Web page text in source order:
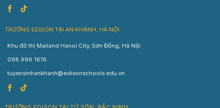
TRƯỜNG EDISON TẠI AN KHÁNH, HÀ NỘI
Khu đô thị Mailand Hanoi City, Sơn Đồng, Hà Nội
098 996 1616
tuyensinhankhanh@edisonschools.edu.vn